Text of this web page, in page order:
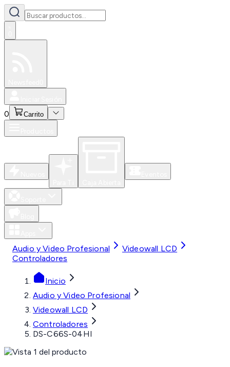
0 Carrito
Audio y Video Profesional
Videowall LCD
Controladores
Inicio
Audio y Video Profesional
Videowall LCD
Controladores
DS-C66S-04HI